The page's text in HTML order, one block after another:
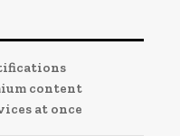
content
at once